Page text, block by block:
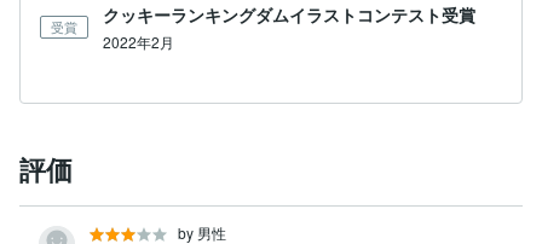
受賞
クッキーランキングダムイラストコンテスト受賞
2022年2月
評価
by 男性